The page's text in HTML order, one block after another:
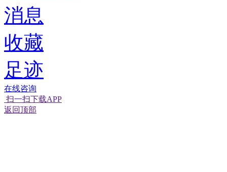
消息
收藏
足迹
在线咨询
扫一扫下载APP
返回顶部